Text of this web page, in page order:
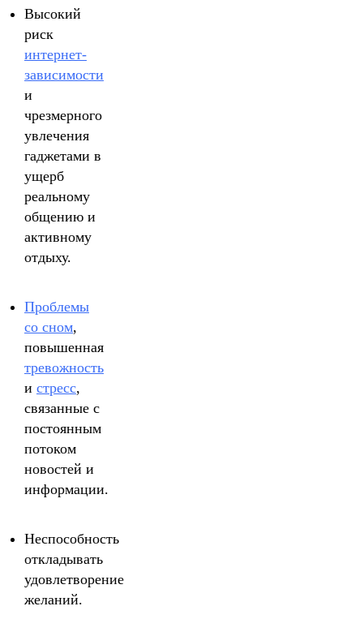
Высокий
риск
интернет-
зависимости
и
чрезмерного
увлечения
гаджетами в
ущерб
реальному
общению и
активному
отдыху.
Проблемы
со сном,
повышенная
тревожность
и стресс,
связанные с
постоянным
потоком
новостей и
информации.
Неспособность
откладывать
удовлетворение
желаний.